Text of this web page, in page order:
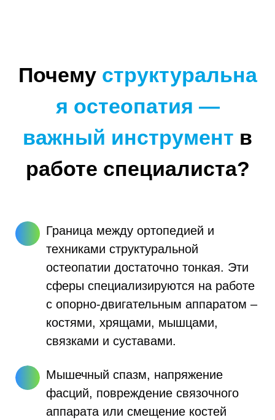
Почему структуральна
я остеопатия —
важный инструмент в
работе специалиста?
Граница между ортопедией и
техниками структуральной
остеопатии достаточно тонкая. Эти
сферы специализируются на работе
с опорно-двигательным аппаратом –
костями, хрящами, мышцами,
связками и суставами.
Мышечный спазм, напряжение
фасций, повреждение связочного
аппарата или смещение костей